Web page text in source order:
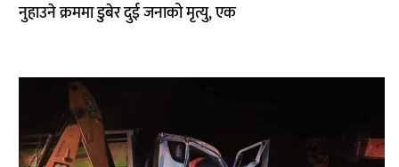
नुहाउने क्रममा डुबेर दुई जनाको मृत्यु, एक